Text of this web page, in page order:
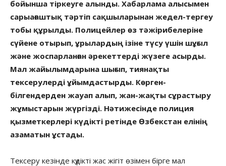
бойынша тіркеуге алынды. Хабарлама алысымен
сарыағаштық тәртіп сақшыларынан жедел-тергеу
тобы құрылды. Полицейлер өз тәжірибелеріне
сүйене отырып, ұрылардың ізіне түсу үшін шұғыл
және жоспарланған әрекеттерді жүзеге асырды.
Мал жайылымдарына шығып, тиянақты
тексерулерді ұйымдастырды. Көрген-
білгендерден жауап алып, жан-жақты сұрастыру
жұмыстарын жүргізді. Нәтижесінде полиция
қызметкерлері күдікті ретінде Өзбекстан елінің
азаматын ұстады.
Тексеру кезінде күдікті жас жігіт өзімен бірге мал